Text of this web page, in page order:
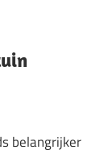
belangrijker